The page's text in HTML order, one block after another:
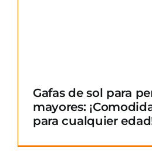
Gafas de sol para
mayores:
para cualquier